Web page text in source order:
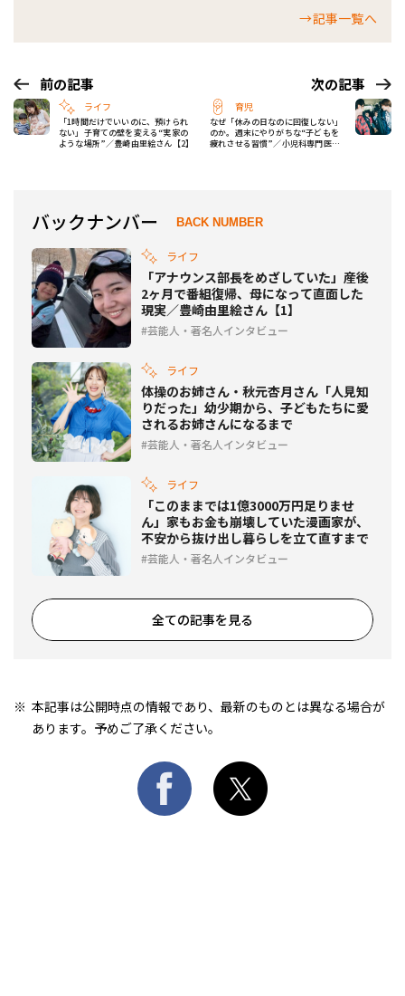
→記事一覧へ
前の記事
ライフ
「1時間だけでいいのに、預けられ
ない」子育ての壁を変える“実家の
ような場所”／豊崎由里絵さん【2】
次の記事
育児
なぜ「休みの日なのに回復しない」
のか。週末にやりがちな“子どもを
疲れさせる習慣”／小児科専門医・
バックナンバー BACK NUMBER
ライフ
「アナウンス部長をめざしていた」産後
2ヶ月で番組復帰、母になって直面した
現実／豊崎由里絵さん【1】
芸能人・著名人インタビュー
ライフ
体操のお姉さん・秋元杏月さん「人見知
りだった」幼少期から、子どもたちに愛
されるお姉さんになるまで
芸能人・著名人インタビュー
ライフ
「このままでは1億3000万円足りませ
ん」家もお金も崩壊していた漫画家が、
不安から抜け出し暮らしを立て直すまで
芸能人・著名人インタビュー
全ての記事を見る
本記事は公開時点の情報であり、最新のものとは異なる場合が
あります。予めご了承ください。